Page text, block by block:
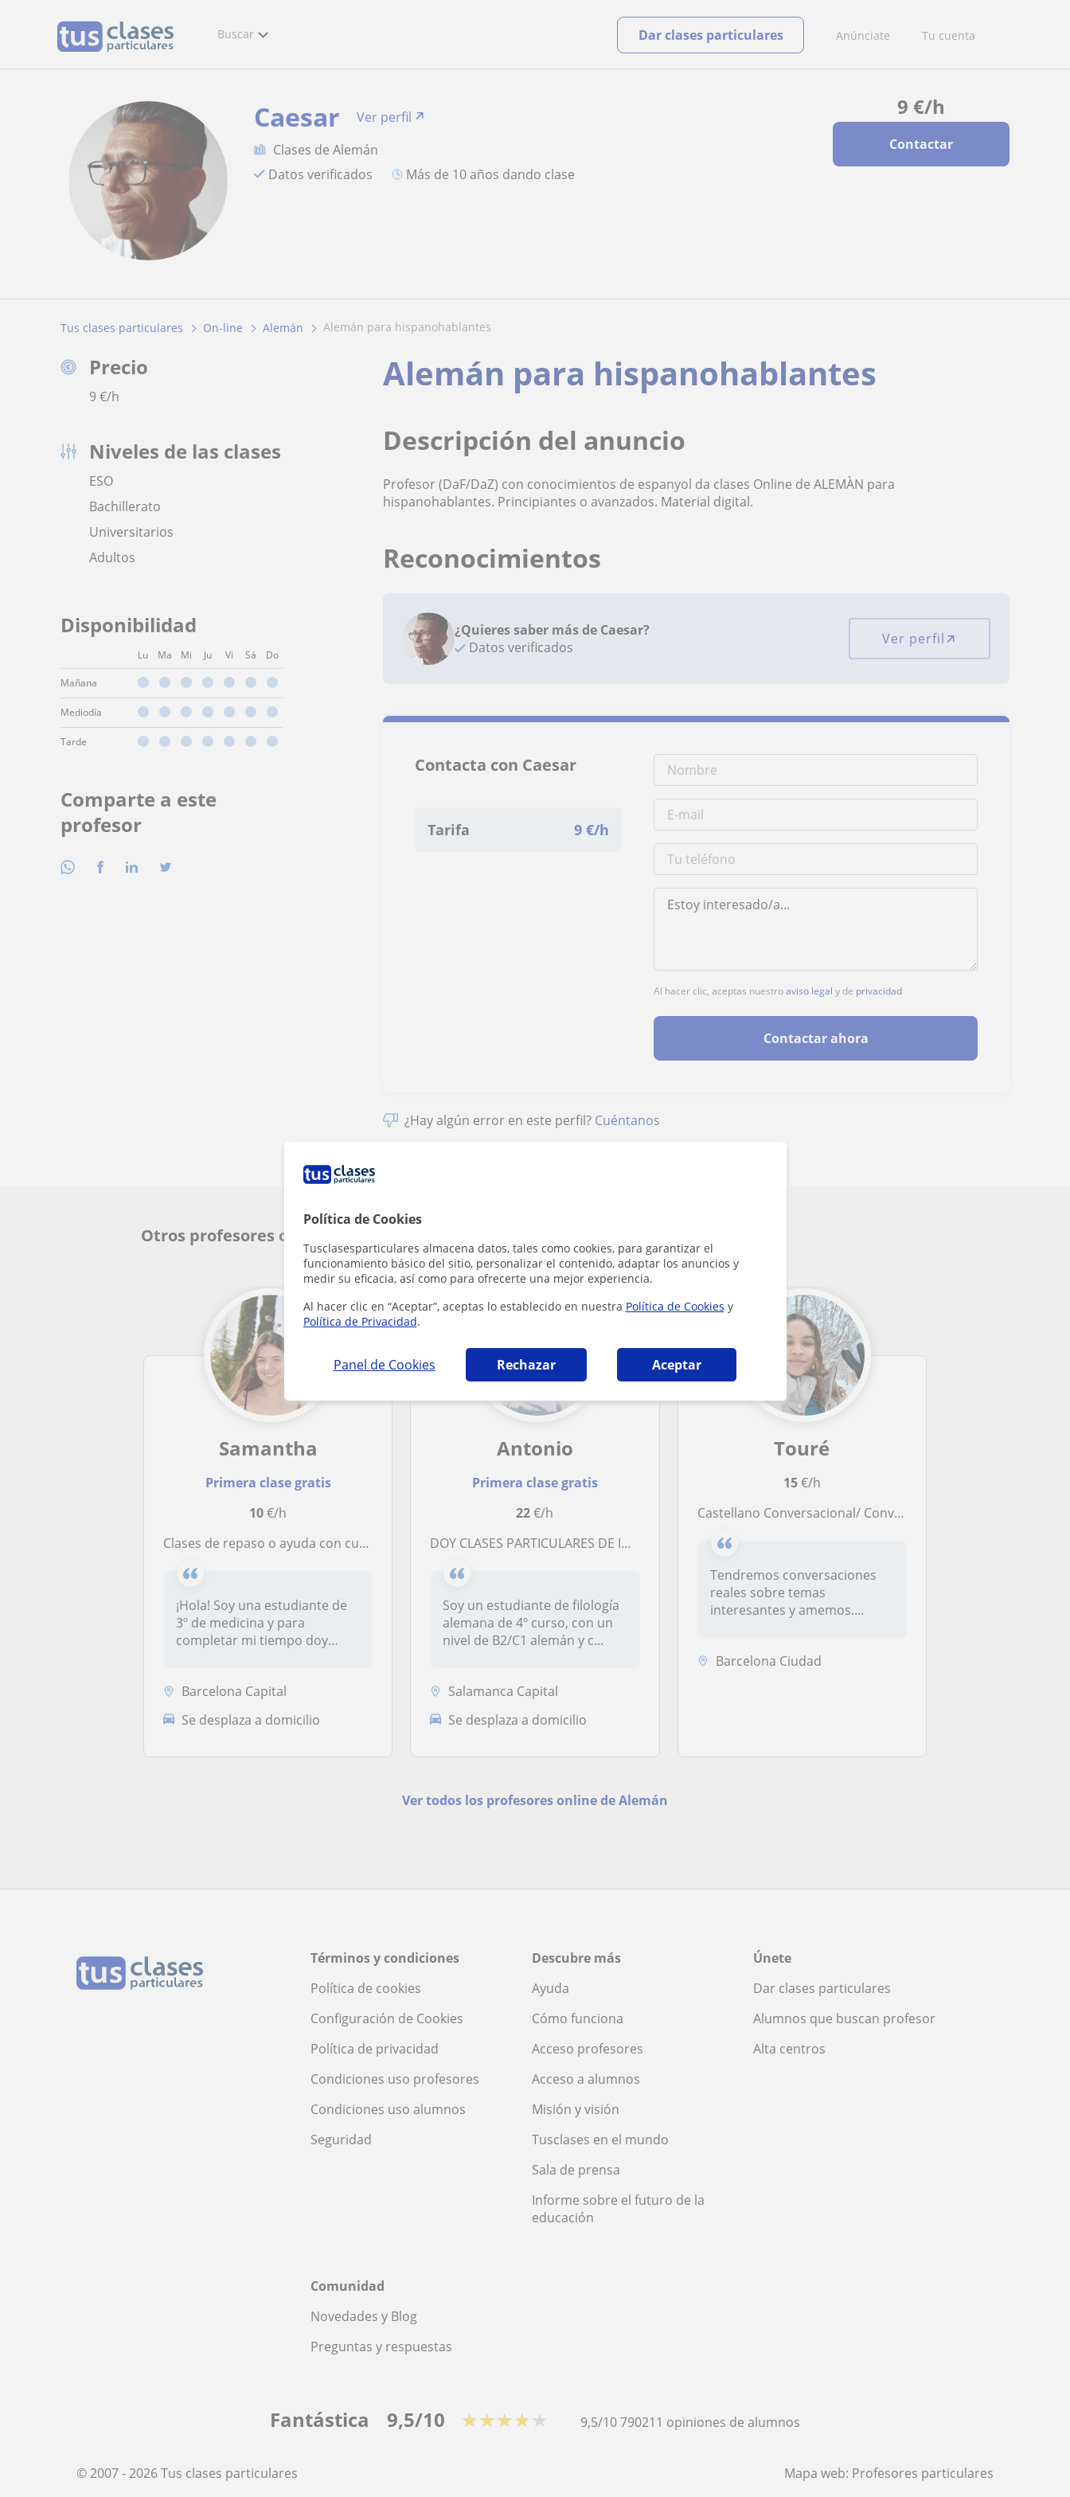
Política de Cookies
Tusclasesparticulares almacena datos, tales como cookies, para garantizar el
funcionamiento básico del sitio, personalizar el contenido, adaptar los anuncios y
medir su eficacia, así como para ofrecerte una mejor experiencia.
Al hacer clic en “Aceptar”, aceptas lo establecido en nuestra Política de Cookies y
Política de Privacidad.
Panel de Cookies Rechazar Aceptar
Buscar Anúnciate Tu cuenta
Dar clases particulares
9 €/h
Contactar
Caesar
Ver perfil
Clases de Alemán
Datos verificados
más de 10 años dando clase
Tus clases particulares On-line Alemán alemán para hispanohablantes
Precio
9€/h
Niveles de las clases
ESO
Bachillerato
Universitarios
Adultos
Disponibilidad
Lu Ma Mi Ju Vi Sá Do
Mañana
Mediodía
Tarde
Comparte a este
profesor
Alemán para hispanohablantes
Descripción del anuncio
Profesor (DaF/DaZ) con conocimientos de espanyol da clases Online de ALEMÀN para
hispanohablantes. Principiantes o avanzados. Material digital.
Reconocimientos
¿Quieres saber más de Caesar?
Datos verificados
Ver perfil
Contacta con Caesar
Tarifa 9 €/h
Al hacer clic, aceptas nuestroaviso legal y de privacidad
Contactar ahora
¿Hay algún error en este perfil? Cuéntanos
Otros profesores online de Alemán que pueden interesarte
Samantha
Primera clase gratis
10€/h
Clases de repaso o ayuda con cualquier materia de primaria y secundaria
¡Hola! Soy una estudiante de
3º de medicina y para
completar mi tiempo doy
Barcelona Capital
Se desplaza a domicilio
Antonio
Primera clase gratis
22€/h
DOY CLASES PARTICULARES DE INGLÉS, ALEMÁN O FRANCÉS
Soy un estudiante de filología
alemana de 4º curso, con un
nivel de B2/C1 alemán y c...
Salamanca Capital
Se desplaza a domicilio
Touré
15€/h
Castellano Conversacional/ Conversational Spanish for English/ French/ German speakers! Nativa en castellano ofrece intercambio lingüístico con hablantes de inglés, francés y alemán para mejorar su español
Tendremos conversaciones
reales sobre temas
interesantes y amemos.
Barcelona Ciudad
Ver todos los profesores online de Alemán
Términos y condiciones
Política de cookies
Configuración de Cookies
Política de privacidad
Condiciones uso profesores
Condiciones uso alumnos
Seguridad
Descubre más
Ayuda
Cómo funciona
Acceso profesores
Acceso a alumnos
Misión y visión
Tusclases en el mundo
Sala de prensa
Informe sobre el futuro de la
educación
Únete
Dar clases particulares
Alumnos que buscan profesor
Alta centros
Comunidad
Novedades y Blog
Preguntas y respuestas
Fantástica 9,5/10 ★★★★★ 9,5/10790211 opiniones de alumnos
© 2007 - 2026 Tus clases particulares Mapa web: Profesores particulares